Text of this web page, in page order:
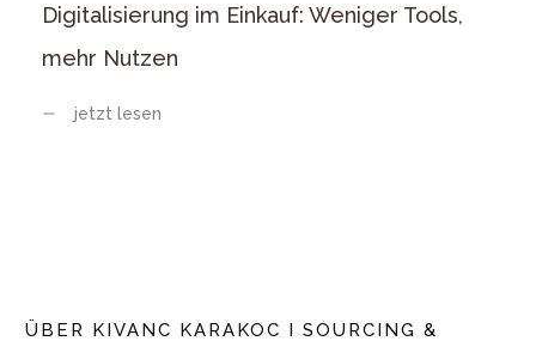
Digitalisierung im Einkauf: Weniger Tools,
mehr Nutzen
jetzt lesen
ÜBER KIVANC KARAKOC I SOURCING &